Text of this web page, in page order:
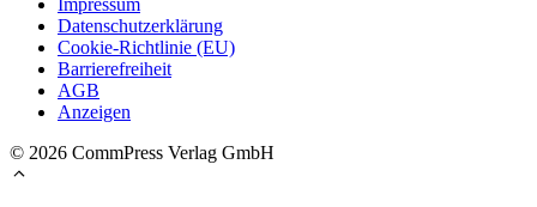
Datenschutzerklärung
Cookie-Richtlinie (EU)
Barrierefreiheit
AGB
Anzeigen
© 2026 CommPress Verlag GmbH